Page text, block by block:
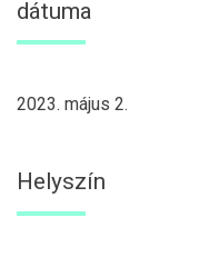
dátuma
2023. május 2.
Helyszín